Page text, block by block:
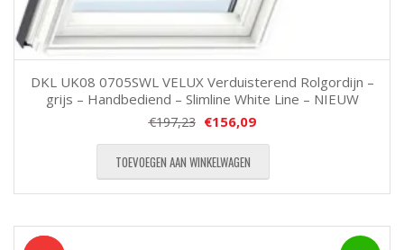
DKL UK08 0705SWL VELUX Verduisterend Rolgordijn –
grijs – Handbediend – Slimline White Line – NIEUW
€197,23 €156,09
TOEVOEGEN AAN WINKELWAGEN